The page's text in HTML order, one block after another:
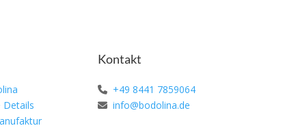
Details
Kontakt
+49 8441 7859064
info@bodolina.de